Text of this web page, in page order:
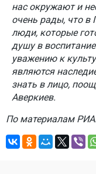
нас окружают и
очень рады, что в
люди, которые
душу в
уважению к
являются
знать в лицо,
Аверкиев.
По материалам